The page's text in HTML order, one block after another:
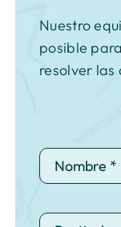
Nuestro
posible
resolver las